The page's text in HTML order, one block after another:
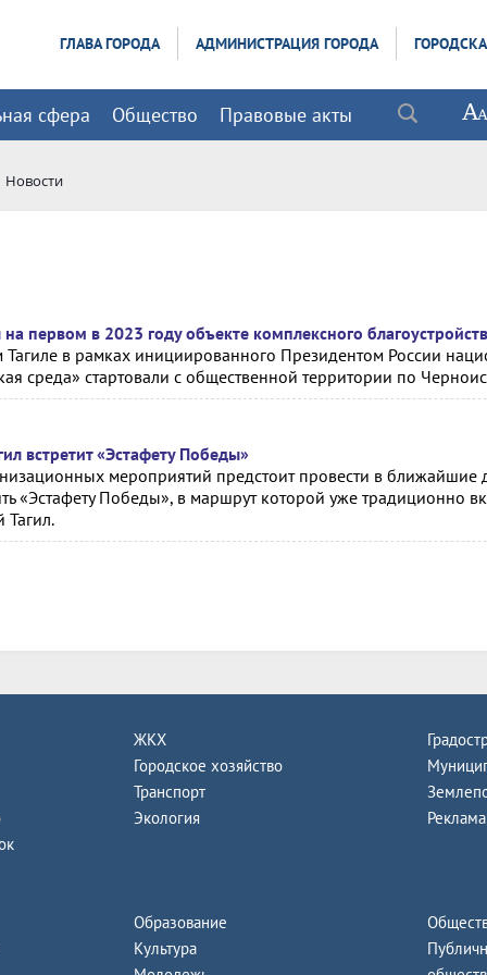
ГЛАВА ГОРОДА АДМИНИСТРАЦИЯ ГОРОДА
сфера Общество Правовые акты
Новости
первом в 2023 году объекте комплексного
в рамках инициированного Президентом России
среда» стартовали с общественной территории по
встретит «Эстафету Победы»
мероприятий предстоит провести в ближайшие
«Эстафету Победы», в маршрут которой уже традиционно
ЖКХ
Городское хозяйство
Транспорт
Экология
Реклама
Образование
Культура